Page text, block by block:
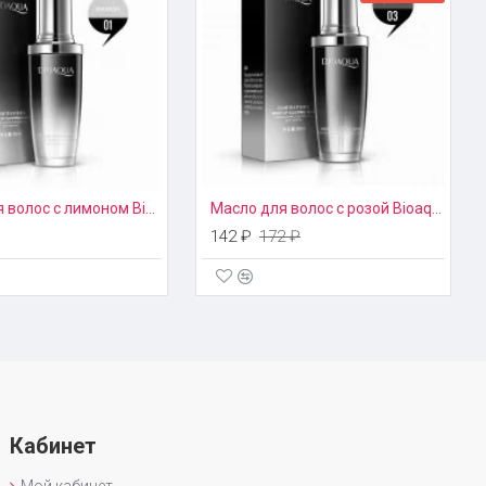
142 ₽ 172 ₽
Кабинет